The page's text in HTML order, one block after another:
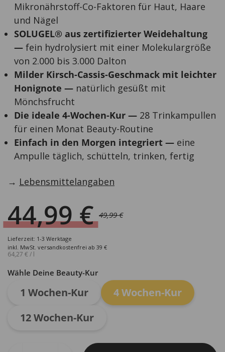
Mikronährstoff-Co-Faktoren für Haut, Haare
und Nägel
SOLUGEL® aus zertifizierter Weidehaltung
— fein hydrolysiert mit einer Molekulargröße
von 2.000 bis 3.000 Dalton
Milder Kirsch-Cassis-Geschmack mit leichter
Honignote — natürlich gesüßt mit
Mönchsfrucht
Die ideale 4-Wochen-Kur — 28 Trinkampullen
für einen Monat Beauty-Routine
Einfach in den Morgen integriert — eine
Ampulle täglich, schütteln, trinken, fertig
→ Lebensmittelangaben
49,99€
Ursprünglicher
Preis
war:
49,99 €
44,99€
Aktueller
Preis
ist:
44,99 €.
Lieferzeit: 1-3 Werktage
inkl. MwSt. versandkostenfrei ab 39 €
64,27 € / l
Wähle Deine Beauty-Kur
1 Wochen-Kur
4 Wochen-Kur
12 Wochen-Kur